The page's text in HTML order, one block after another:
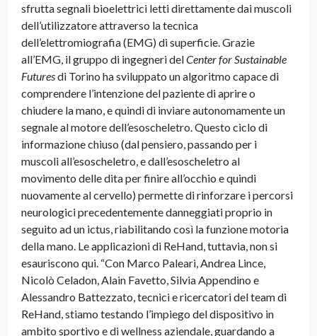
sfrutta segnali bioelettrici letti direttamente dai muscoli
dell’utilizzatore attraverso la tecnica
dell’elettromiografia (EMG) di superficie. Grazie
all’EMG, il gruppo di ingegneri delCenter for Sustainable
Futuresdi Torino ha sviluppato un algoritmo capace di
comprendere l’intenzione del paziente di aprire o
chiudere la mano, e quindi di inviare autonomamente un
segnale al motore dell’esoscheletro. Questo ciclo di
informazione chiuso (dal pensiero, passando per i
muscoli all’esoscheletro, e dall’esoscheletro al
movimento delle dita per finire all’occhio e quindi
nuovamente al cervello) permette di rinforzare i percorsi
neurologici precedentemente danneggiati proprio in
seguito ad un ictus, riabilitando così la funzione motoria
della mano. Le applicazioni di ReHand, tuttavia, non si
esauriscono qui. “Con Marco Paleari, Andrea Lince,
Nicolò Celadon, Alain Favetto, Silvia Appendino e
Alessandro Battezzato, tecnici e ricercatori del team di
ReHand, stiamo testando l’impiego del dispositivo in
ambito sportivo e di wellness aziendale, guardando a